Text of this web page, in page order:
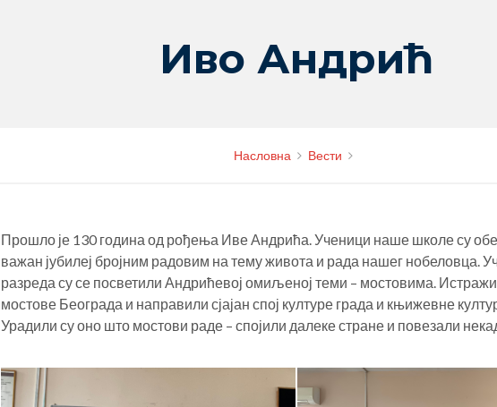
Иво Андрић
Насловна Вести
Прошло је 130 година од рођења Иве Андрића. Ученици наше школе су
важан јубилеј бројним радовим на тему живота и рада нашег нобеловца.
разреда су се посветили Андрићевој омиљеној теми – мостовима.
мостове Београда и направили сјајан спој културе града и књижевне
Урадили су оно што мостови раде – спојили далеке стране и повезали